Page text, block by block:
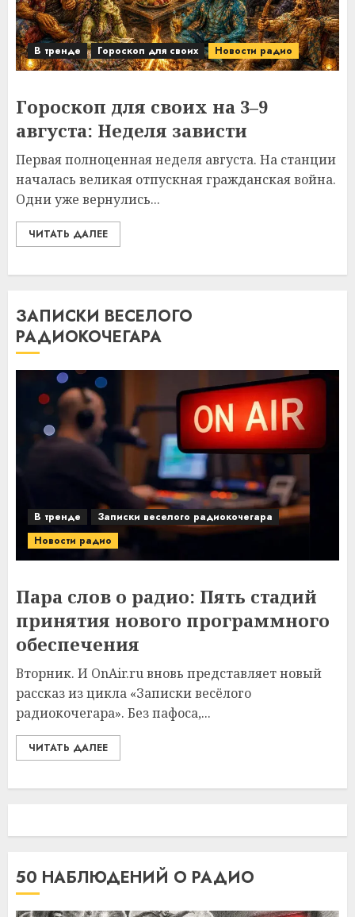
В тренде Гороскоп для своих Новости радио
Гороскоп для своих на 3–9
августа: Неделя зависти
Первая полноценная неделя августа. На станции
началась великая отпускная гражданская война.
Одни уже вернулись...
ЧИТАТЬ ДАЛЕЕ
ЗАПИСКИ ВЕСЕЛОГО
РАДИОКОЧЕГАРА
В тренде
Записки веселого радиокочегара
Новости радио
Пара слов о радио: Пять стадий
принятия нового программного
обеспечения
Вторник. И OnAir.ru вновь представляет новый
рассказ из цикла «Записки весёлого
радиокочегара». Без пафоса,...
ЧИТАТЬ ДАЛЕЕ
50 НАБЛЮДЕНИЙ О РАДИО